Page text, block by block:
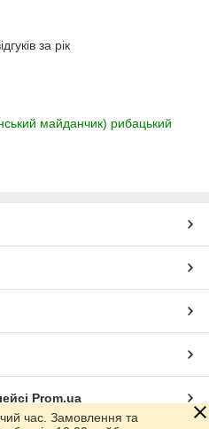
за рік
майданчик) рибацький
Prom.ua
час. Замовлення та